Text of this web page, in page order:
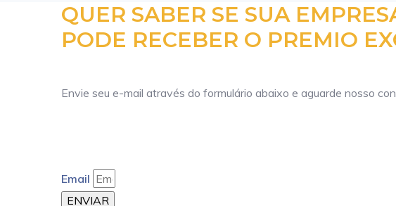
QUER SABER SE SUA
PODE RECEBER O PREMIO
Envie seu e-mail através do formulário abaixo e aguarde nosso
Email
ENVIAR